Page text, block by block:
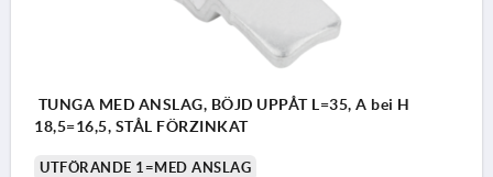
TUNGA MED ANSLAG, BÖJD UPPÅT L=35, A bei H
18,5=16,5, STÅL FÖRZINKAT
UTFÖRANDE 1=MED ANSLAG